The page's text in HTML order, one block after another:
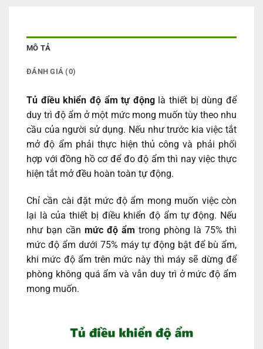
MÔ TẢ
ĐÁNH GIÁ (0)
Tủ điều khiển độ ẩm tự độnglà thiết bị dùng để
duy trì độ ẩm ở một mức mong muốn tùy theo nhu
cầu của người sử dụng. Nếu như trước kia việc tắt
mở độ ẩm phải thực hiện thủ công và phải phối
hợp với đồng hồ cơ để đo độ ẩm thì nay việc thực
hiện tắt mở đều hoàn toàn tự động.
Chỉ cần cài đặt mức độ ẩm mong muốn việc còn
lại là của thiết bị điều khiển độ ẩm tự động. Nếu
như bạn cần mức độ ẩm trong phòng là 75% thì
mức độ ẩm dưới 75% máy tự động bật để bù ẩm,
khi mức độ ẩm trên mức này thì máy sẽ dừng để
phòng không quá ẩm và vẫn duy trì ở mức độ ẩm
mong muốn.